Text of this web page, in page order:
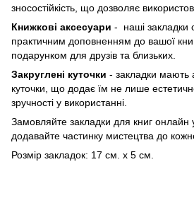
зносостійкість, що дозволяє
Книжкові аксесуари - наші закладки
практичним доповненням до вашої
подарунком для друзів та близьких.
Закруглені куточки - закладки мають
куточки, що додає їм не лише
зручності у використанні.
Замовляйте закладки для книг онлайн
додавайте частинку мистецтва до
Розмір закладок: 17 см. х 5 см.